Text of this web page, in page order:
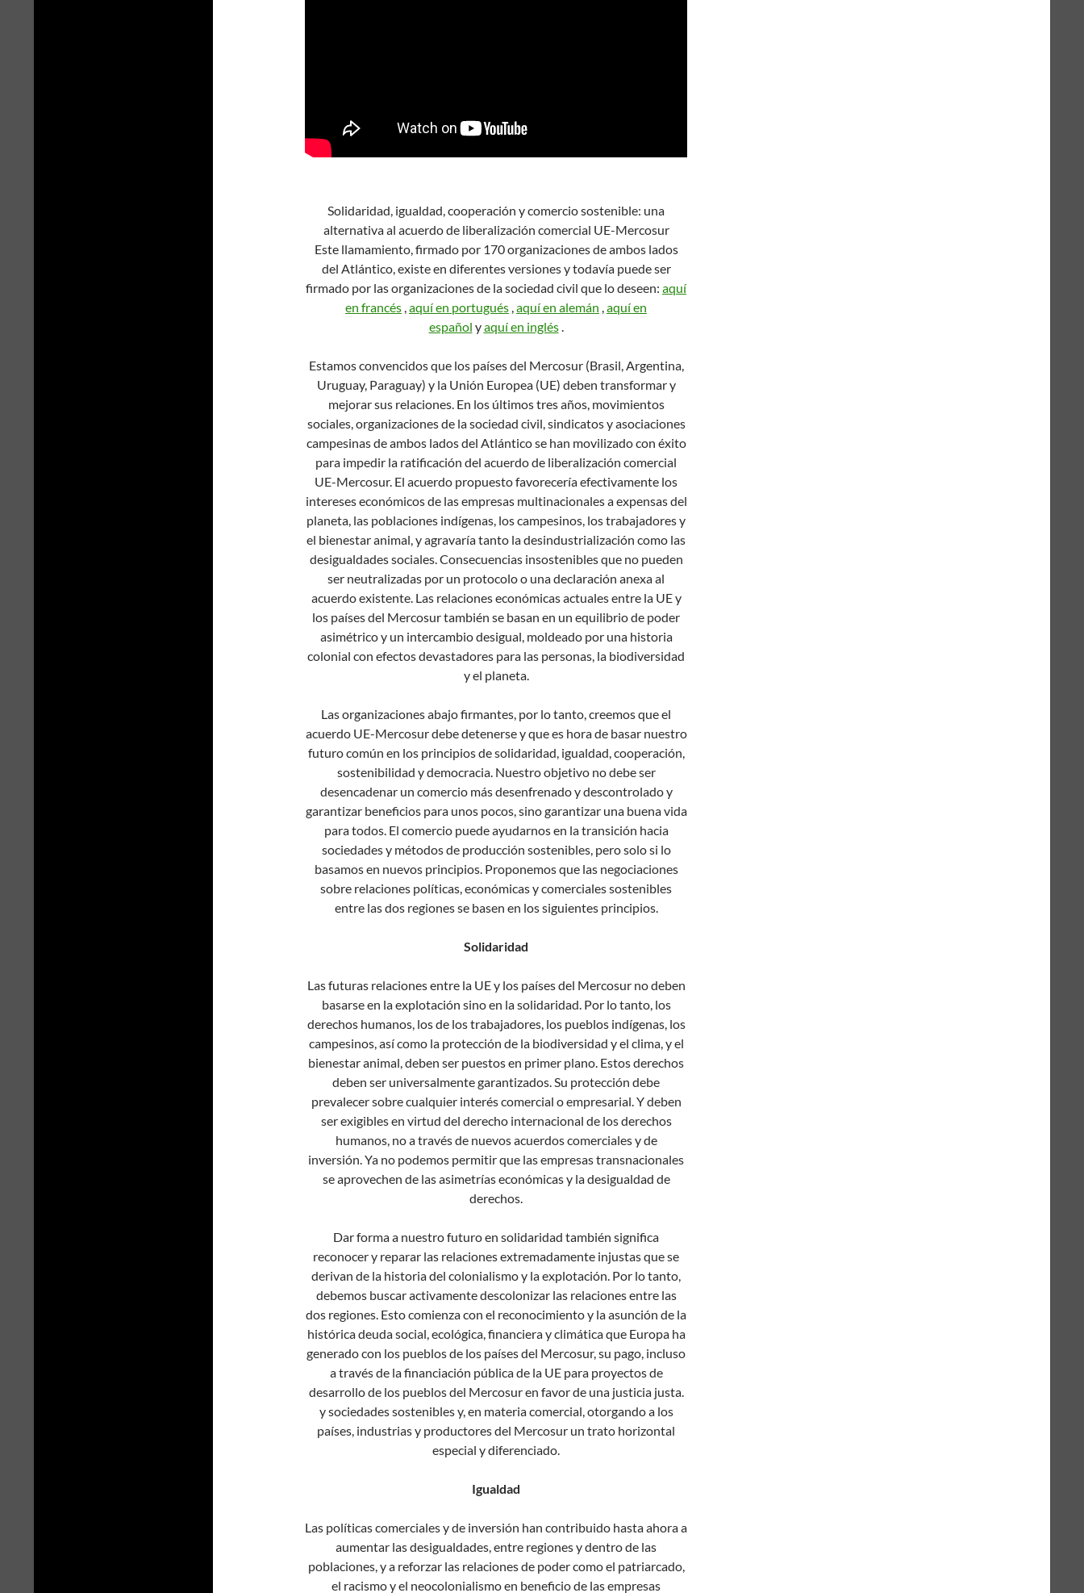
Solidaridad, igualdad, cooperación y comercio sostenible: una
alternativa al acuerdo de liberalización comercial UE-Mercosur
Este llamamiento, firmado por 170 organizaciones de ambos lados
del Atlántico, existe en diferentes versiones y todavía puede ser
firmado por las organizaciones de la sociedad civil que lo deseen: aquí
en francés ,aquí en portugués ,aquí en alemán ,aquí en
español yaquí en inglés.
Estamos convencidos que los países del Mercosur (Brasil, Argentina,
Uruguay, Paraguay) y la Unión Europea (UE) deben transformar y
mejorar sus relaciones. En los últimos tres años, movimientos
sociales, organizaciones de la sociedad civil, sindicatos y asociaciones
campesinas de ambos lados del Atlántico se han movilizado con éxito
para impedir la ratificación del acuerdo de liberalización comercial
UE-Mercosur. El acuerdo propuesto favorecería efectivamente los
intereses económicos de las empresas multinacionales a expensas del
planeta, las poblaciones indígenas, los campesinos, los trabajadores y
el bienestar animal, y agravaría tanto la desindustrialización como las
desigualdades sociales. Consecuencias insostenibles que no pueden
ser neutralizadas por un protocolo o una declaración anexa al
acuerdo existente. Las relaciones económicas actuales entre la UE y
los países del Mercosur también se basan en un equilibrio de poder
asimétrico y un intercambio desigual, moldeado por una historia
colonial con efectos devastadores para las personas, la biodiversidad
y el planeta.
Las organizaciones abajo firmantes, por lo tanto, creemos que el
acuerdo UE-Mercosur debe detenerse y que es hora de basar nuestro
futuro común en los principios de solidaridad, igualdad, cooperación,
sostenibilidad y democracia. Nuestro objetivo no debe ser
desencadenar un comercio más desenfrenado y descontrolado y
garantizar beneficios para unos pocos, sino garantizar una buena vida
para todos. El comercio puede ayudarnos en la transición hacia
sociedades y métodos de producción sostenibles, pero solo si lo
basamos en nuevos principios. Proponemos que las negociaciones
sobre relaciones políticas, económicas y comerciales sostenibles
entre las dos regiones se basen en los siguientes principios.
Solidaridad
Las futuras relaciones entre la UE y los países del Mercosur no deben
basarse en la explotación sino en la solidaridad. Por lo tanto, los
derechos humanos, los de los trabajadores, los pueblos indígenas, los
campesinos, así como la protección de la biodiversidad y el clima, y ​​el
bienestar animal, deben ser puestos en primer plano. Estos derechos
deben ser universalmente garantizados. Su protección debe
prevalecer sobre cualquier interés comercial o empresarial. Y deben
ser exigibles en virtud del derecho internacional de los derechos
humanos, no a través de nuevos acuerdos comerciales y de
inversión. Ya no podemos permitir que las empresas transnacionales
se aprovechen de las asimetrías económicas y la desigualdad de
derechos.
Dar forma a nuestro futuro en solidaridad también significa
reconocer y reparar las relaciones extremadamente injustas que se
derivan de la historia del colonialismo y la explotación. Por lo tanto,
debemos buscar activamente descolonizar las relaciones entre las
dos regiones. Esto comienza con el reconocimiento y la asunción de la
histórica deuda social, ecológica, financiera y climática que Europa ha
generado con los pueblos de los países del Mercosur, su pago, incluso
a través de la financiación pública de la UE para proyectos de
desarrollo de los pueblos del Mercosur en favor de una justicia justa.
y sociedades sostenibles y, en materia comercial, otorgando a los
países, industrias y productores del Mercosur un trato horizontal
especial y diferenciado.
Igualdad
Las políticas comerciales y de inversión han contribuido hasta ahora a
aumentar las desigualdades, entre regiones y dentro de las
poblaciones, y a reforzar las relaciones de poder como el patriarcado,
el racismo y el neocolonialismo en beneficio de las empresas